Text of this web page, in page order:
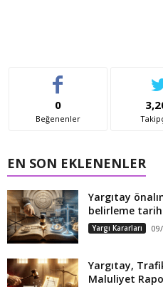
0
Beğenenler
EN SON EKLENENLER
Yargıtay
belirleme
Yargı Kararları
Yargıtay,
Maluliyet